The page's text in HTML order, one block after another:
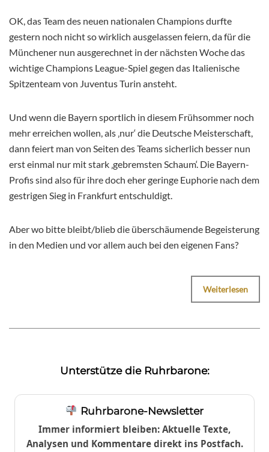
OK, das Team des neuen nationalen Champions durfte
gestern noch nicht so wirklich ausgelassen feiern, da für die
Münchener nun ausgerechnet in der nächsten Woche das
wichtige Champions League-Spiel gegen das Italienische
Spitzenteam von Juventus Turin ansteht.
Und wenn die Bayern sportlich in diesem Frühsommer noch
mehr erreichen wollen, als ‚nur‘ die Deutsche Meisterschaft,
dann feiert man von Seiten des Teams sicherlich besser nun
erst einmal nur mit stark ‚gebremsten Schaum‘. Die Bayern-
Profis sind also für ihre doch eher geringe Euphorie nach dem
gestrigen Sieg in Frankfurt entschuldigt.
Aber wo bitte bleibt/blieb die überschäumende Begeisterung
in den Medien und vor allem auch bei den eigenen Fans?
Weiterlesen
Unterstütze die Ruhrbarone:
Ruhrbarone-Newsletter
Immer informiert bleiben: Aktuelle Texte,
Analysen und Kommentare direkt ins Postfach.